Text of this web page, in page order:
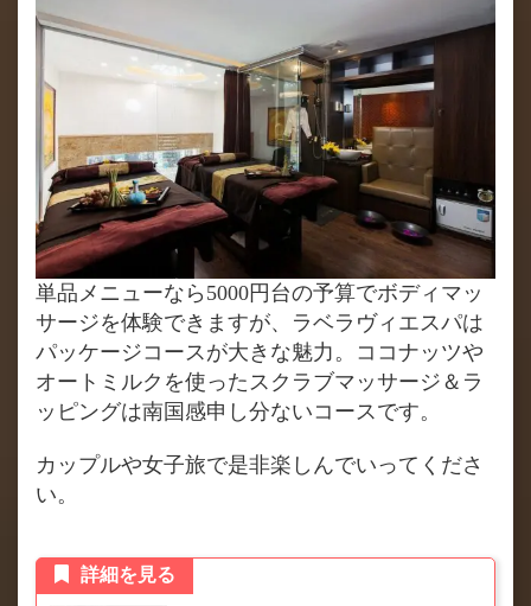
単品メニューなら5000円台の予算でボディマッ
サージを体験できますが、ラベラヴィエスパは
パッケージコースが大きな魅力。ココナッツや
オートミルクを使ったスクラブマッサージ＆ラ
ッピングは南国感申し分ないコースです。
カップルや女子旅で是非楽しんでいってくださ
い。
詳細を見る